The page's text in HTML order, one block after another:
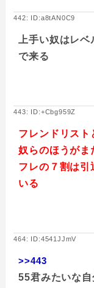
442: ID:a8tAN0C9
上手い奴はレ
で来る
443: ID:+Cbg959Z
フレンドリスト
奴らのほうがま
フレの７割は引
いる
464: ID:4541JJmV
>>443
55君みたいな